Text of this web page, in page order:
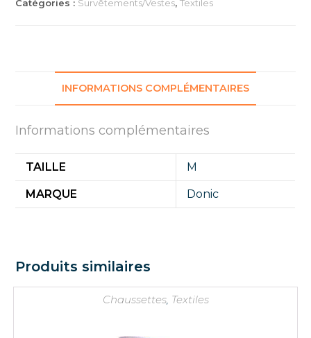
Catégories : Survêtements/Vestes,Textiles
INFORMATIONS COMPLÉMENTAIRES
Informations complémentaires
TAILLE M
MARQUE Donic
Produits similaires
Chaussettes, Textiles